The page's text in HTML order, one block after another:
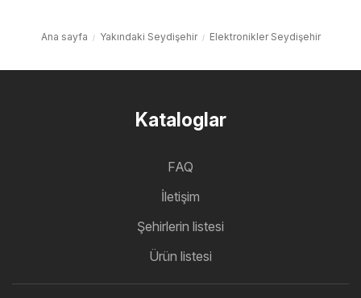
Ana sayfa Yakındaki Seydişehir Elektronikler Seydişehir
Kataloglar
FAQ
İletişim
Şehirlerin listesi
Ürün listesi